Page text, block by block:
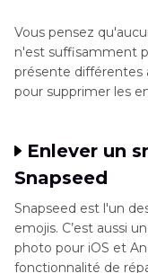
Vous pensez
n'est suffisamment
présente différentes
pour supprimer les
Enlever un
Snapseed
Snapseed est l'un
emojis. C’est aussi
photo pour iOS et
fonctionnalité de